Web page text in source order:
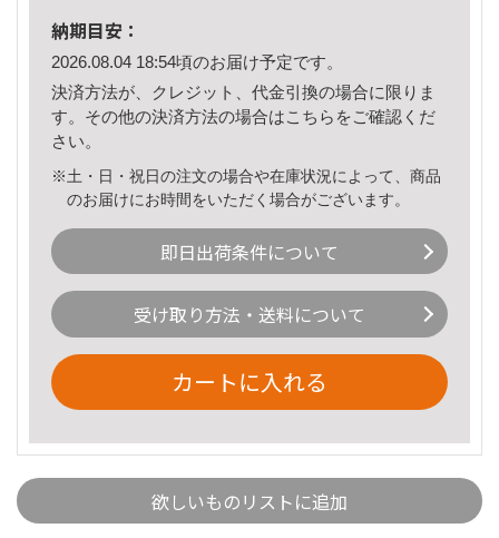
納期目安：
2026.08.04 18:54頃のお届け予定です。
決済方法が、クレジット、代金引換の場合に限りま
す。その他の決済方法の場合はこちら をご確認くだ
さい。
※土・日・祝日の注文の場合や在庫状況によって、商品
のお届けにお時間をいただく場合がございます。
即日出荷条件について
受け取り方法・送料について
カートに入れる
欲しいものリストに追加